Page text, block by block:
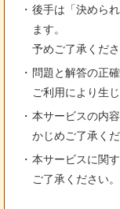
後手は「決めら
ます。
予めご了承くださ
問題と解答の正
ご利用により生
本サービスの内
かじめご了承くだ
本サービスに関
ご了承ください。